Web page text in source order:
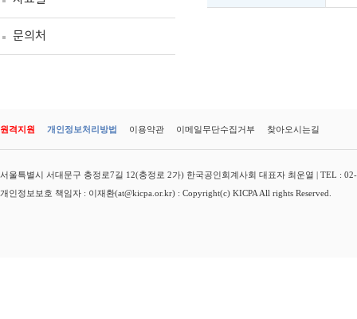
문의처
원격지원 개인정보처리방법 이용약관 이메일무단수집거부 찾아오시는길
서울특별시 서대문구 충정로7길 12(충정로 2가) 한국공인회계사회 대표자 최운열 | TEL :
개인정보보호 책임자 : 이재환(at@kicpa.or.kr) : Copyright(c) KICPA All rights Reserved.